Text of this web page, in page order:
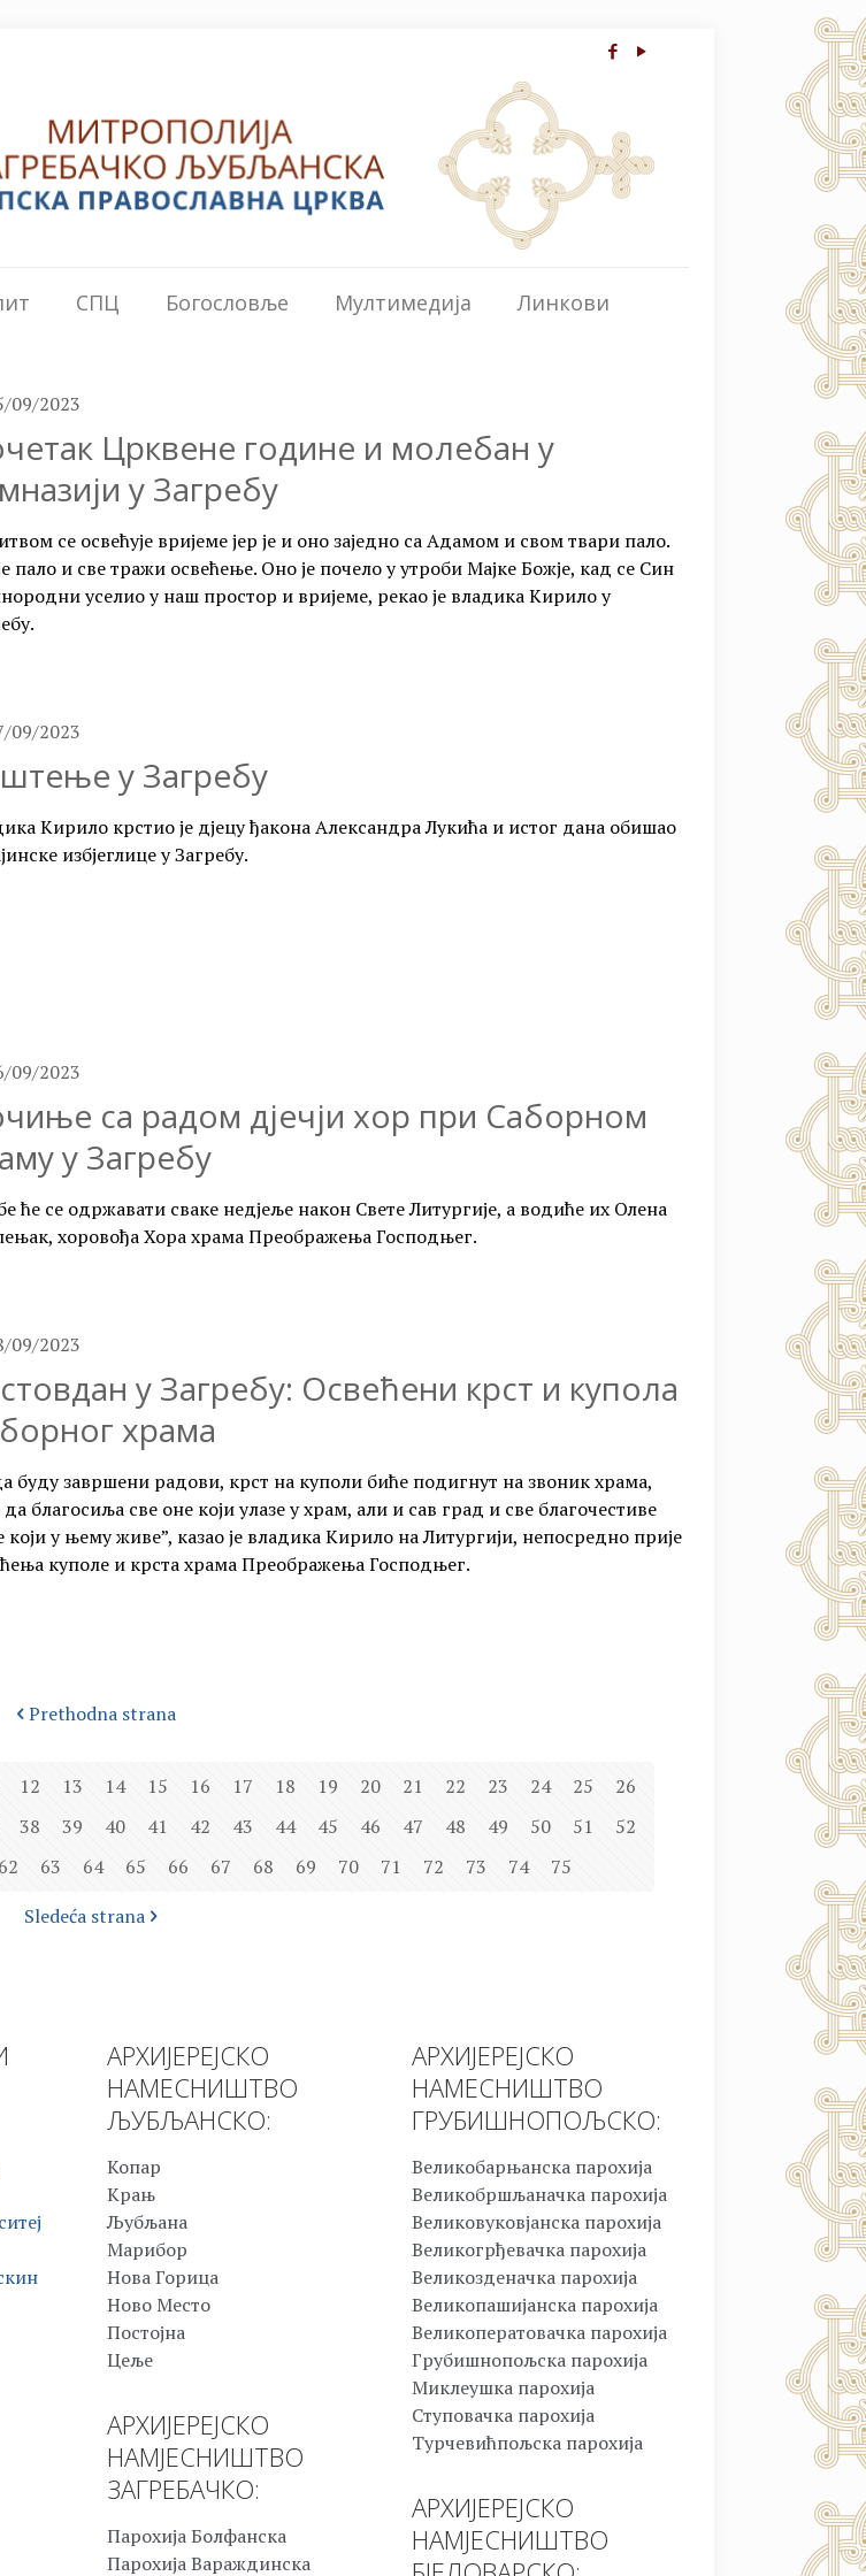
СПЦ Богословље Мултимедија Линкови
09/2023
Црквене године и молебан у
у Загребу
се освећује вријеме јер је и оно заједно са Адамом и свом твари пало.
пало и све тражи освећење. Оно је почело у утроби Мајке Божје, кад се Син
уселио у наш простор и вријеме, рекао је владика Кирило у
09/2023
у Загребу
Кирило крстио је дјецу ђакона Александра Лукића и истог дана обишао
избјеглице у Загребу.
09/2023
са радом дјечји хор при Саборном
у Загребу
ће се одржавати сваке недјеље након Свете Литургије, а водиће их Олена
хоровођа Хора храма Преображења Господњег.
09/2023
у Загребу: Освећени крст и купола
храма
буду завршени радови, крст на куполи биће подигнут на звоник храма,
да благосиља све оне који улазе у храм, али и сав град и све благочестиве
који у њему живе”, казао је владика Кирило на Литургији, непосредно прије
куполе и крста храма Преображења Господњег.
Prethodna strana
12 13 14 15 16 17 18 19 20 21 22 23 24 25
26
38 39 40 41 42 43 44 45 46 47 48 49 50 51
52
62 63 64 65 66 67 68 69 70 71 72 73 74
75
Sledeća strana
АРХИЈЕРЕЈСКО
НАМЕСНИШТВО
ЉУБЉАНСКО:
Копар
Крањ
Љубљана
Марибор
Нова Горица
Ново Место
Постојна
Цеље
АРХИЈЕРЕЈСКО
НАМЈЕСНИШТВО
ЗАГРЕБАЧКО:
Парохија Болфанска
Парохија Вараждинска
АРХИЈЕРЕЈСКО
НАМЕСНИШТВО
ГРУБИШНОПОЉСКО:
Великобарњанска парохија
Великобршљаначка парохија
Великовуковјанска парохија
Великогрђевачка парохија
Великозденачка парохија
Великопашијанска парохија
Великоператовачка парохија
Грубишнопољска парохија
Миклеушка парохија
Ступовачка парохија
Турчевићпољска парохија
АРХИЈЕРЕЈСКО
НАМЈЕСНИШТВО